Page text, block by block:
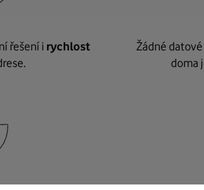
řešení i rychlost
Žádné
doma